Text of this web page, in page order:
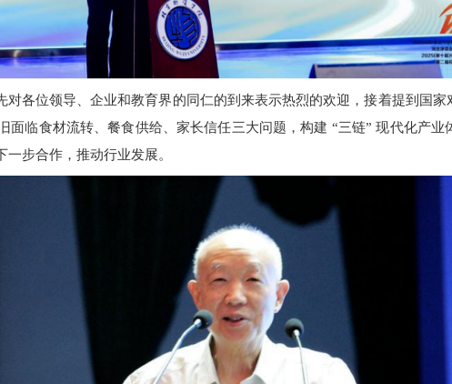
对各位领导、企业和教育界的同仁的到来表示热烈的欢迎，接着提到国家
面临食材流转、餐食供给、家长信任三大问题 ，构建 “三链” 现代化产业
一步合作，推动行业发展。